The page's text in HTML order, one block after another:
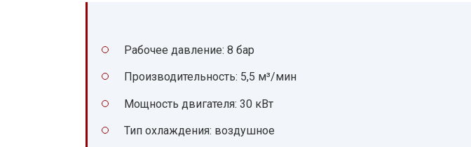
Рабочее давление: 8 бар
Производительность: 5,5 м³/мин
Мощность двигателя: 30 кВт
Тип охлаждения: воздушное